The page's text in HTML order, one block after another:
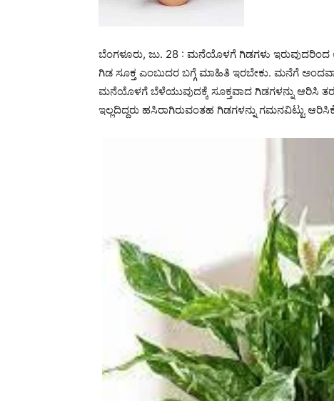
ಬೆಂಗಳೂರು, ಜು. 28 : ಮನೆಯೊಳಗೆ ಗಿಡಗಳು
ಗಿಡ ಸೂಕ್ತ ಎಂಬುದರ ಬಗ್ಗೆ ಮಾಹಿತಿ ಇರಬೇಕು. ಮನೆಗೆ
ಮನೆಯೊಳಗೆ ಬೆಳೆಯುವುದಕ್ಕೆ ಸೂಕ್ತವಾದ ಗಿಡಗಳನ್ನು ಆರಿಸಿ
ಇಲ್ಲದಿದ್ದರು ಹಸಿರಾಗಿರುವಂತಹ ಗಿಡಗಳನ್ನು ಗಮನವಿಟ್ಟು